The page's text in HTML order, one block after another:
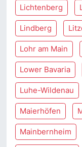
Lichtenberg
Lindberg
Lohr am Main
Lower Bavaria
Luhe-Wildenau
Maierhöfen
Mainbernheim